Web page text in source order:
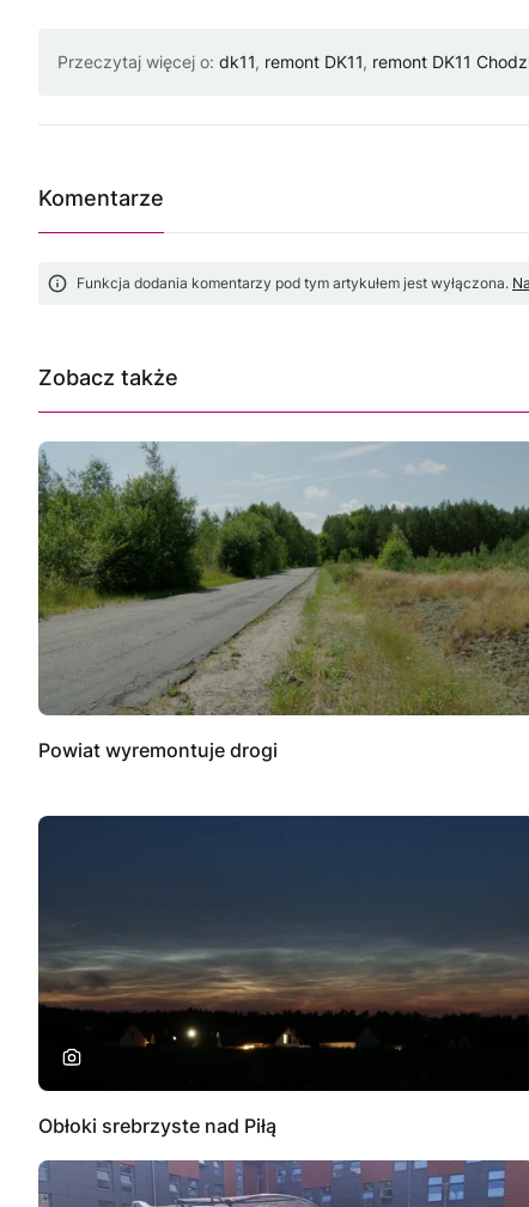
Przeczytaj więcej o: dk11, remont DK11, remont DK11
Komentarze
Funkcja dodania komentarzy pod tym artykułem jest wyłączona.
Zobacz także
Powiat wyremontuje drogi
Obłoki srebrzyste nad Piłą